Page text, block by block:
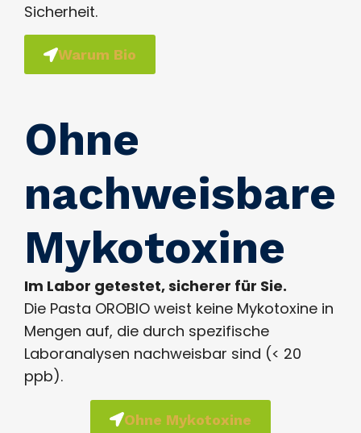
Sicherheit.
Warum Bio
Ohne
nachweisbare
Mykotoxine
Im Labor getestet, sicherer für Sie.
Die Pasta OROBIO weist keine Mykotoxine in
Mengen auf, die durch spezifische
Laboranalysen nachweisbar sind (< 20
ppb).
Ohne Mykotoxine